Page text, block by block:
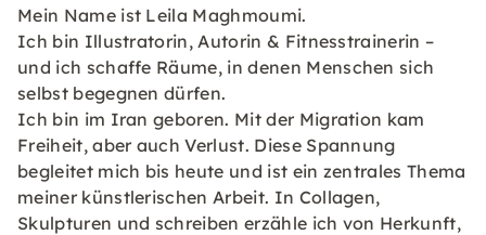
Mein Name ist Leila Maghmoumi.
Ich bin Illustratorin, Autorin & Fitnesstrainerin –
und ich schaffe Räume, in denen Menschen sich
selbst begegnen dürfen.
Ich bin im Iran geboren. Mit der Migration kam
Freiheit, aber auch Verlust. Diese Spannung
begleitet mich bis heute und ist ein zentrales Thema
meiner künstlerischen Arbeit. In Collagen,
Skulpturen und schreiben erzähle ich von Herkunft,